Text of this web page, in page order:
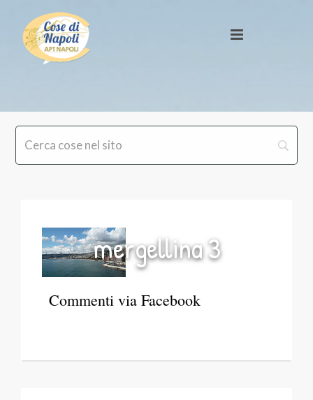
mergellina 3
Commenti via Facebook